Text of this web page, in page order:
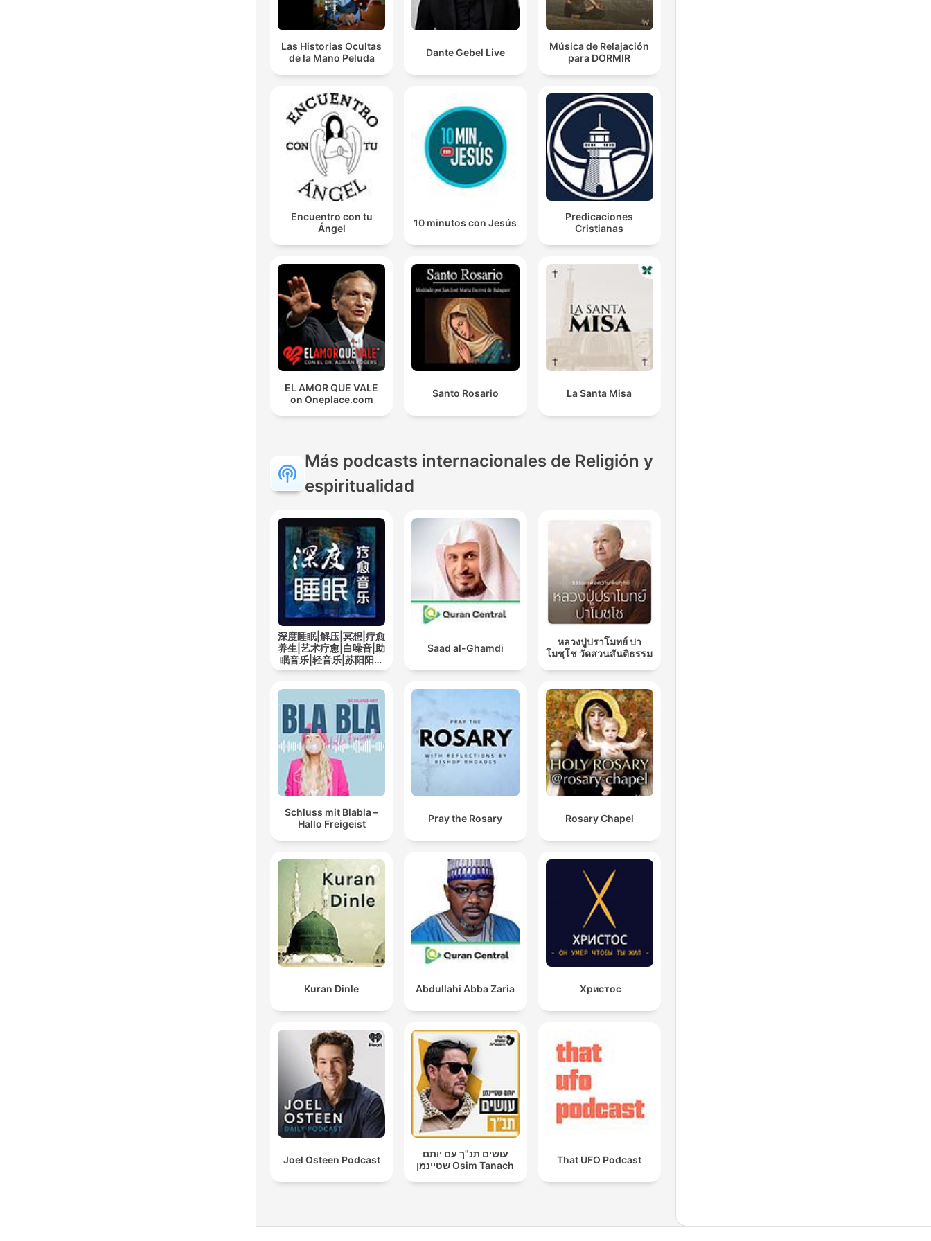
Las Historias Ocultas
de la Mano Peluda
Dante Gebel Live
Música de Relajación
para DORMIR
Encuentro con tu
Ángel
10 minutos con Jesús
Predicaciones
Cristianas
EL AMOR QUE VALE
on Oneplace.com
Santo Rosario La Santa Misa
Más podcasts internacionales de Religión y
espiritualidad
深度睡眠|解压|冥想|疗愈
养生|艺术疗愈|白噪音|助
眠音乐|轻音乐|苏阳阳频
道
Saad al-Ghamdi
หลวงปู่ปราโมทย์ ปา
โมชฺโช วัดสวนสันติธรรม
Schluss mit Blabla –
Hallo Freigeist
Pray the Rosary Rosary Chapel
Kuran Dinle Abdullahi Abba Zaria Христос
Joel Osteen Podcast
עושים תנ"ך עם יותם
שטיינמן Osim Tanach
That UFO Podcast